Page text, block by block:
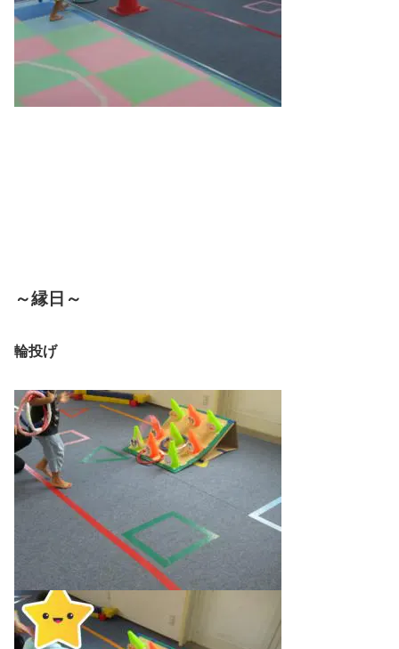
～縁日～
輪投げ